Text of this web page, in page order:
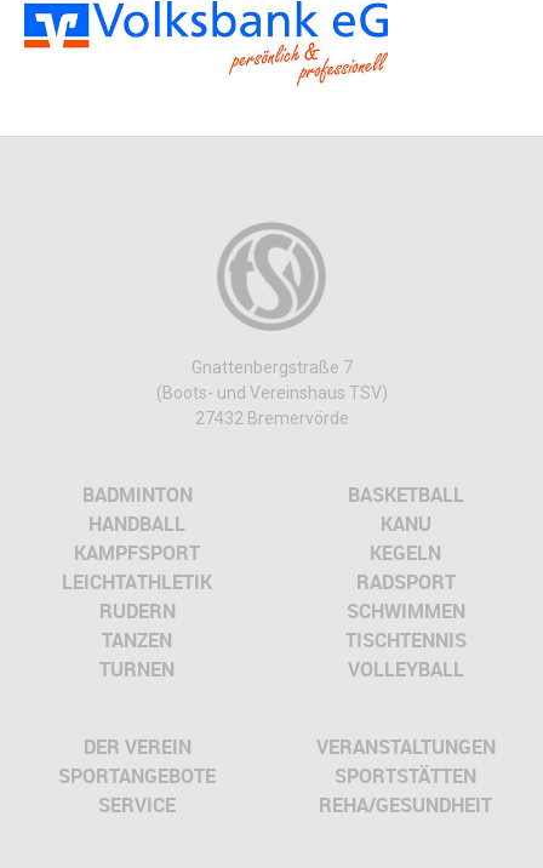
Gnattenbergstraße 7
(Boots- und Vereinshaus TSV)
27432 Bremervörde
BADMINTON
BASKETBALL
HANDBALL
KANU
KAMPFSPORT
KEGELN
LEICHTATHLETIK
RADSPORT
RUDERN
SCHWIMMEN
TANZEN
TISCHTENNIS
TURNEN
VOLLEYBALL
DER VEREIN
VERANSTALTUNGEN
SPORTANGEBOTE
SPORTSTÄTTEN
SERVICE
REHA/GESUNDHEIT